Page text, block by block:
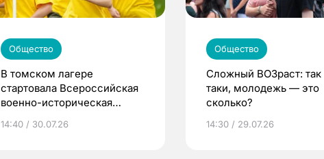
Общество
В томском лагере
стартовала Всероссийская
военно-историческая
14:40 / 30.07.26
Общество
Сложный ВОЗраст: так
таки, молодежь — это
сколько?
14:30 / 29.07.26